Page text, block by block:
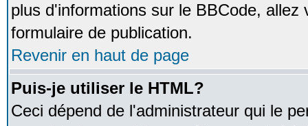
plus d'informations sur le BBCode,
formulaire de publication.
Revenir en haut de page
Puis-je utiliser le HTML?
Ceci dépend de l'administrateur qui le